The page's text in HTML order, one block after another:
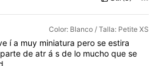
Color: Blanco / Talla: Petite XS
ía muy miniatura peroseestira
partedeatrásde lo muchoquese